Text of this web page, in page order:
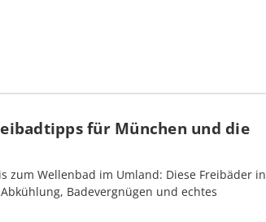
für München und die
zum Wellenbad im Umland: Diese Freibäder in
Badevergnügen und echtes